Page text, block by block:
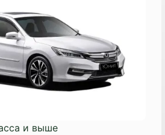
и выше